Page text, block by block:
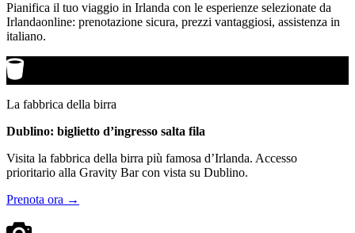
Pianifica il tuo viaggio in Irlanda con le esperienze selezionate da
Irlandaonline: prenotazione sicura, prezzi vantaggiosi, assistenza in
italiano.
La fabbrica della birra
Dublino: biglietto d’ingresso salta fila
Visita la fabbrica della birra più famosa d’Irlanda. Accesso
prioritario alla Gravity Bar con vista su Dublino.
Prenota ora →